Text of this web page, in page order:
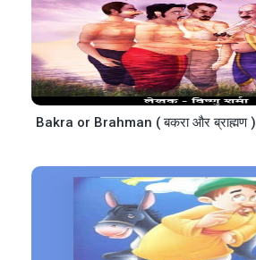
Bakra or Brahman ( बकरा और ब्राह्मण )